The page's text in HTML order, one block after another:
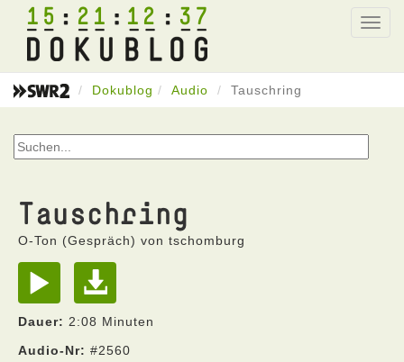
15 21 12 37
Dokublog Audio Tauschring
Tauschring
O-Ton (Gespräch) von tschomburg
Dauer: 2:08 Minuten
Audio-Nr: #2560